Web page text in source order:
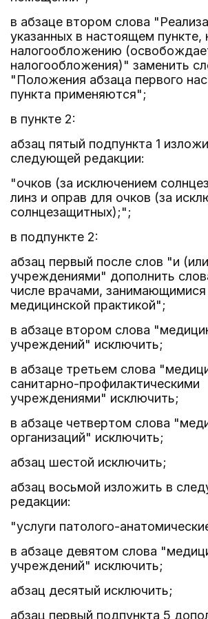
в абзаце втором слова
указанных в настоящем пункте,
налогообложению
налогообложения)" заменить
"Положения абзаца первого
пункта применяются";
в пункте 2:
абзац пятый подпункта 1
следующей редакции:
"очков (за исключением
линз и оправ для очков (за
солнцезащитных);";
в подпункте 2:
абзац первый после слов "и
учреждениями" дополнить
числе врачами, занимающимися
медицинской практикой";
в абзаце втором слова
учреждений" исключить;
в абзаце третьем слова
санитарно-профилактическими
учреждениями" исключить;
в абзаце четвертом слова
организаций" исключить;
абзац шестой исключить;
абзац восьмой изложить в
редакции:
"услуги патолого-
в абзаце девятом слова
учреждений" исключить;
абзац десятый исключить;
абзац первый подпункта 5